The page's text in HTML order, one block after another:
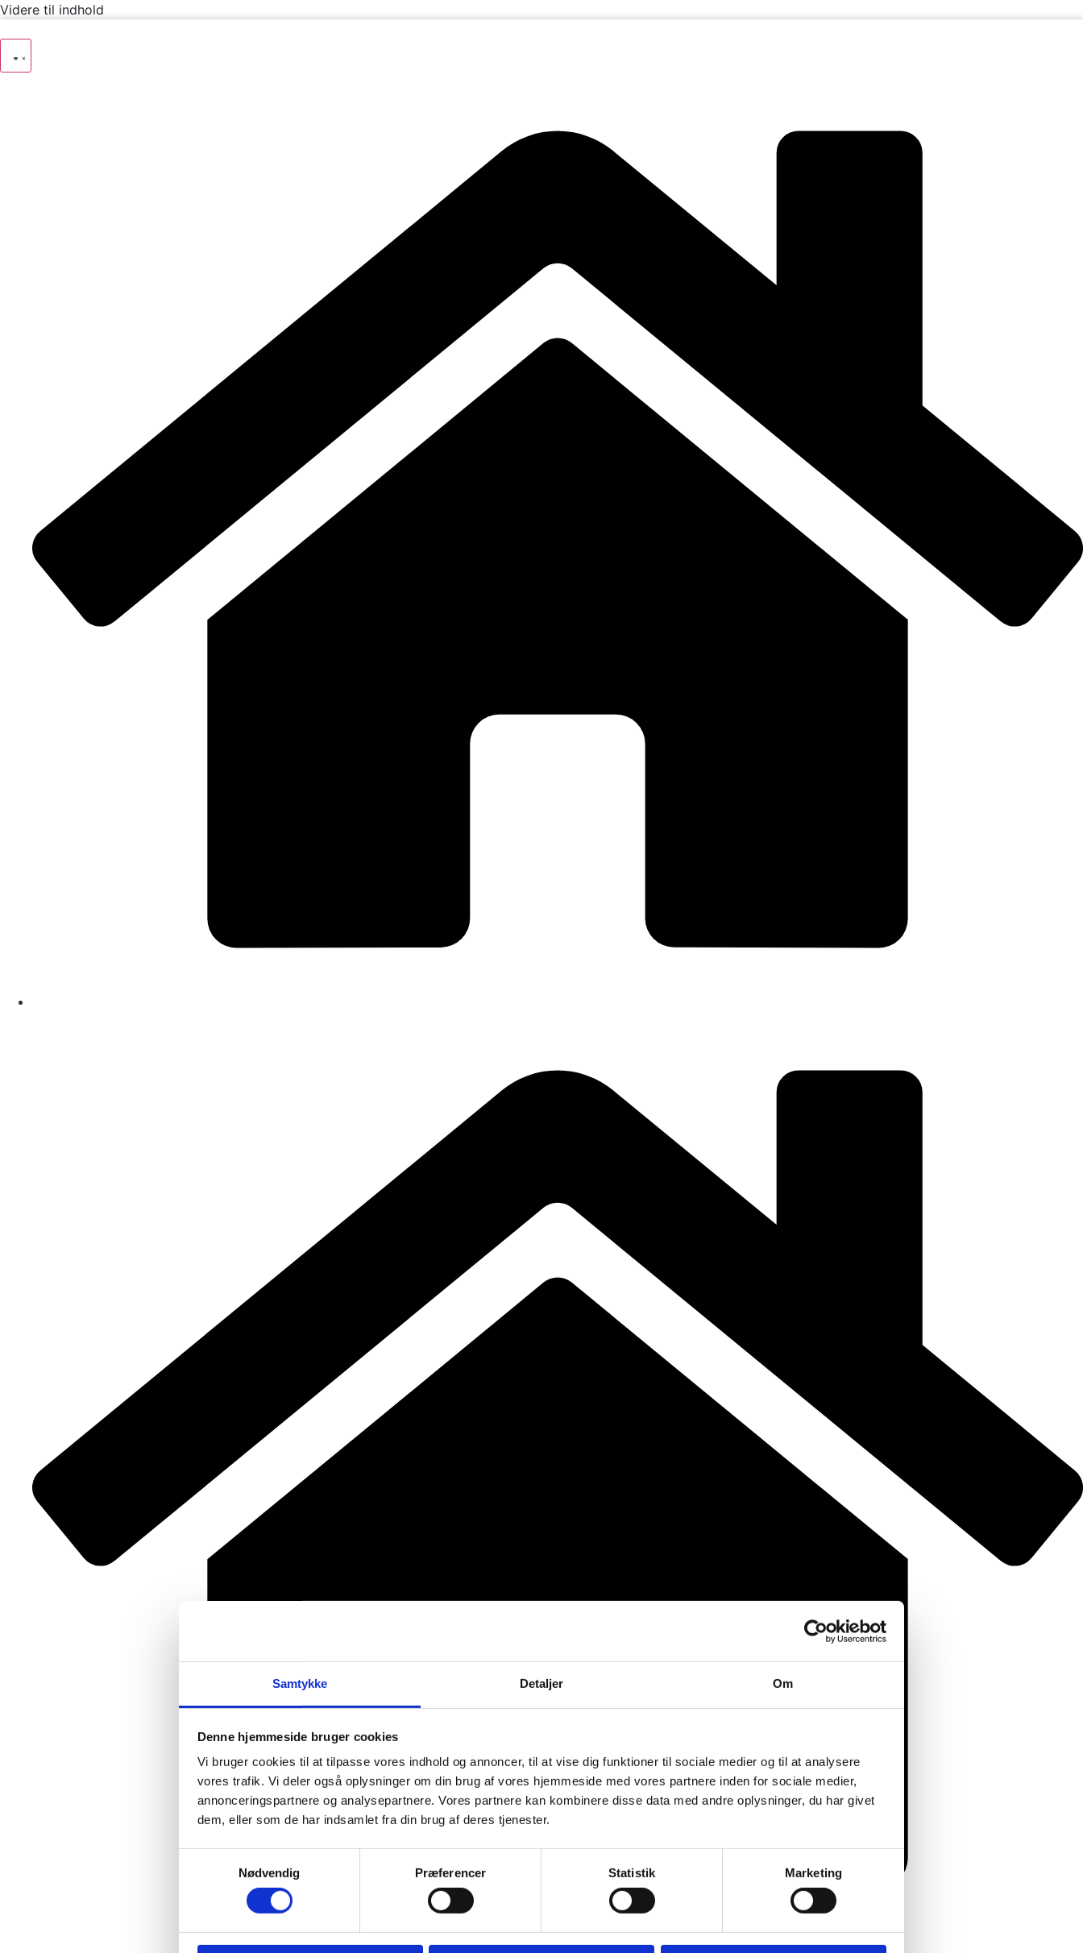
Samtykke Detaljer Om
Denne hjemmeside bruger cookies
Vi bruger cookies til at tilpasse vores indhold og annoncer, til at vise dig funktioner til sociale medier og til at analysere
vores trafik. Vi deler også oplysninger om din brug af vores hjemmeside med vores partnere inden for sociale medier,
annonceringspartnere og analysepartnere. Vores partnere kan kombinere disse data med andre oplysninger, du har givet
dem, eller som de har indsamlet fra din brug af deres tjenester.
Nødvendig
Præferencer Statistik Marketing
Videre til indhold